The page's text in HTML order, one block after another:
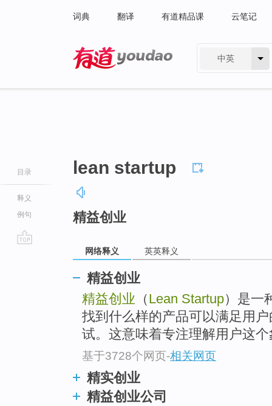
词典 翻译 有道精品课 云笔记
中英
目录
释义
例句
lean startup
精益创业
网络释义 英英释义
精益创业
精益创业 （Lean Startup）是一
找到什么样的产品可以满足用
试。这意味着专注理解用户这
基于3728个网页-相关网页
精实创业
精益创业公司